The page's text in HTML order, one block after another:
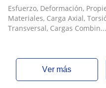
Esfuerzo, Deformación,
Materiales, Carga Axial,
Transversal, Cargas Combin...
ver más